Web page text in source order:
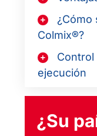
¿Cómo
Colmix®?
Control
ejecución
¿Su